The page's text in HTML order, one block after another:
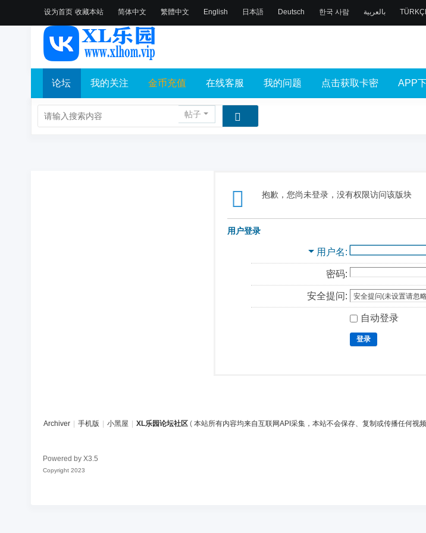
设为首页 收藏本站 简体中文 繁體中文 English 日本語 Deutsch 한국 사람 بالعربية
论坛 我的关注 金币充值 在线客服 我的问题 点击获取卡密 APP
帖子
抱歉，您尚未登录，没有权限访问该版块
用户登录
用户名
密码:
安全提问:
自动登录
登录
Archiver 手机版 小黑屋 XL乐园论坛社区 ( 本站所有内容均来自互联网API采集，本站不会保存、复制或传播任何
Powered by X3.5
Copyright 2023